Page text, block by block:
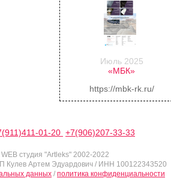
Июль 2025
«МБК»
https://mbk-rk.ru/
01-20 +7(906)207-33-33
студия "Artleks" 2002-2022
Кулев Артем Эдуардович / ИНН 100122343520
данных / политика конфиденциальности